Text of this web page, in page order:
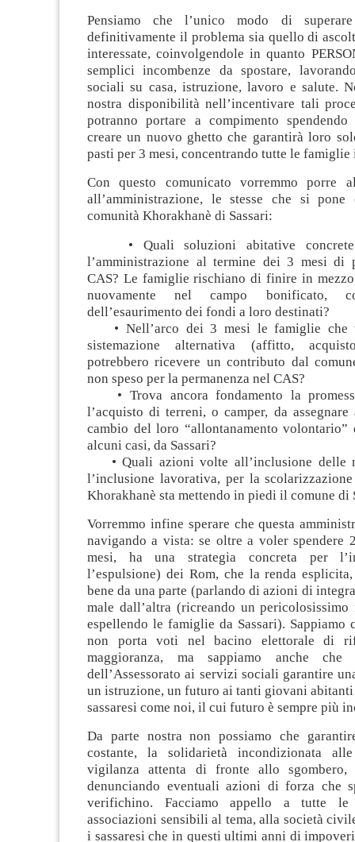
Pensiamo che l’unico modo di
definitivamente il problema sia quello di
interessate, coinvolgendole in quanto
semplici incombenze da spostare,
sociali su casa, istruzione, lavoro e salute.
nostra disponibilità nell’incentivare tali
potranno portare a compimento
creare un nuovo ghetto che garantirà loro
pasti per 3 mesi, concentrando tutte le
Con questo comunicato vorremmo porre
all’amministrazione, le stesse che si
comunità Khorakhanè di Sassari:
• Quali soluzioni abitative
l’amministrazione al termine dei 3 mesi di
CAS? Le famiglie rischiano di finire in
nuovamente nel campo bonificato,
dell’esaurimento dei fondi a loro destinati?
• Nell’arco dei 3 mesi le famiglie che
sistemazione alternativa (affitto,
potrebbero ricevere un contributo dal
non speso per la permanenza nel CAS?
• Trova ancora fondamento la
l’acquisto di terreni, o camper, da
cambio del loro “allontanamento volontario”
alcuni casi, da Sassari?
• Quali azioni volte all’inclusione delle
l’inclusione lavorativa, per la
Khorakhanè sta mettendo in piedi il comune di
Vorremmo infine sperare che questa
navigando a vista: se oltre a voler spendere
mesi, ha una strategia concreta per
l’espulsione) dei Rom, che la renda
bene da una parte (parlando di azioni di
male dall’altra (ricreando un
espellendo le famiglie da Sassari). Sappiamo
non porta voti nel bacino elettorale di
maggioranza, ma sappiamo anche
dell’Assessorato ai servizi sociali garantire
un istruzione, un futuro ai tanti giovani
sassaresi come noi, il cui futuro è sempre più
Da parte nostra non possiamo che
costante, la solidarietà incondizionata
vigilanza attenta di fronte allo sgombero,
denunciando eventuali azioni di forza che
verifichino. Facciamo appello a tutte
associazioni sensibili al tema, alla società
i sassaresi che in questi ultimi anni di